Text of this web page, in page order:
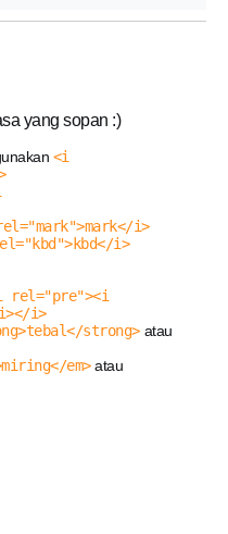
yang sopan :)
<i
i>
i>
rel="pre"><i
i></i>
strong>atau
em>atau